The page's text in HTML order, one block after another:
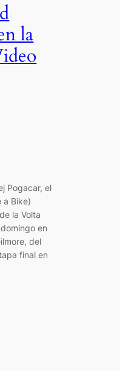
la
Pogacar, el
a Bike)
la Volta
en
del
final en